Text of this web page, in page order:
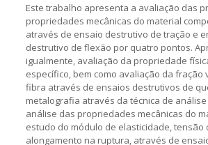
Este trabalho apresenta a avaliação das
propriedades mecânicas do material
através de ensaio destrutivo de tração e
destrutivo de flexão por quatro pontos.
igualmente, avaliação da propriedade
específico, bem como avaliação da fração
fibra através de ensaios destrutivos de
metalografia através da técnica de análise
análise das propriedades mecânicas do
estudo do módulo de elasticidade, tensão
alongamento na ruptura, através de